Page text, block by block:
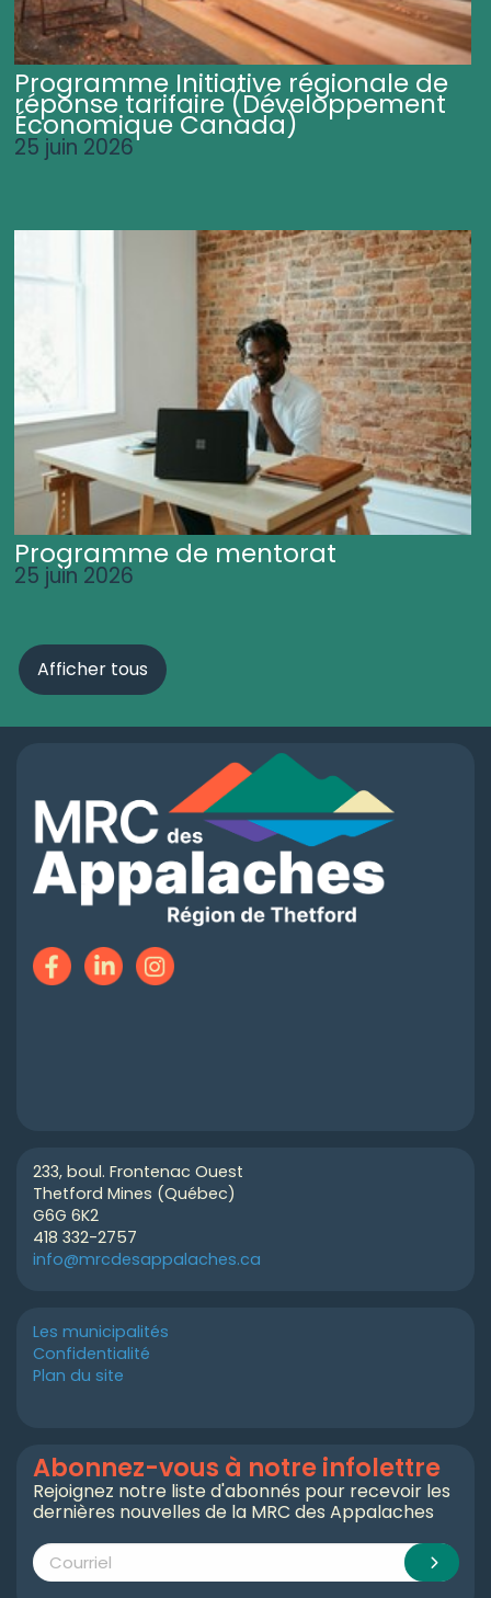
Programme Initiative régionale de
réponse tarifaire (Développement
Économique Canada)
25 juin 2026
Programme de mentorat
25 juin 2026
Afficher tous
233, boul. Frontenac Ouest
Thetford Mines (Québec)
G6G 6K2
418 332-2757
info@mrcdesappalaches.ca
Les municipalités
Confidentialité
Plan du site
Abonnez-vous à notre infolettre
Rejoignez notre liste d'abonnés pour recevoir les
dernières nouvelles de la MRC des Appalaches